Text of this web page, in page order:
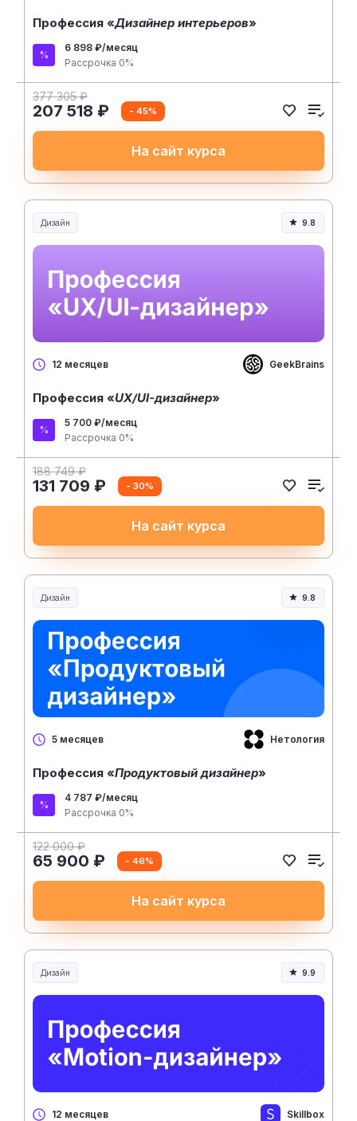
Профессия «Дизайнер интерьеров»
6 898 ₽/месяц
Рассрочка 0%
377 305 ₽
207 518 ₽ - 45%
На сайт курса
Дизайн 9.8
12 месяцев GeekBrains
Профессия «UX/UI-дизайнер»
5 700 ₽/месяц
Рассрочка 0%
188 749 ₽
131 709 ₽ - 30%
На сайт курса
Дизайн 9.8
5 месяцев Нетология
Профессия «Продуктовый дизайнер»
4 787 ₽/месяц
Рассрочка 0%
122 000 ₽
65 900 ₽ - 46%
На сайт курса
Дизайн 9.9
12 месяцев Skillbox